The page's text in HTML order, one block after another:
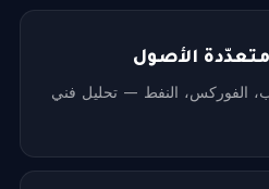
الأصول
الفوركس، النفط — تحليل فني